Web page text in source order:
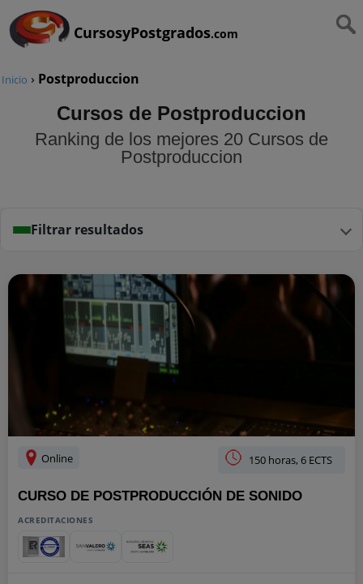
CursosyPostgrados.com
Inicio › Postproduccion
Cursos de Postproduccion
Ranking de los mejores 20 Cursos de
Postproduccion
Filtrar resultados
Online 150 horas, 6 ECTS
CURSO DE POSTPRODUCCIÓN DE SONIDO
ACREDITACIONES